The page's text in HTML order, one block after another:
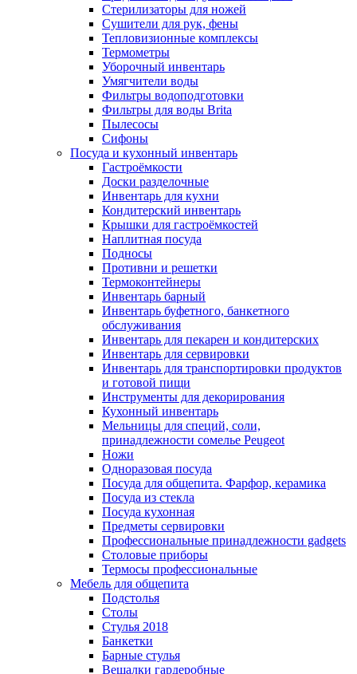
Стерилизаторы для ножей
Сушители для рук, фены
Тепловизионные комплексы
Термометры
Уборочный инвентарь
Умягчители воды
Фильтры водоподготовки
Фильтры для воды Brita
Пылесосы
Сифоны
Посуда и кухонный инвентарь
Гастроёмкости
Доски разделочные
Инвентарь для кухни
Кондитерский инвентарь
Крышки для гастроёмкостей
Наплитная посуда
Подносы
Противни и решетки
Термоконтейнеры
Инвентарь барный
Инвентарь буфетного, банкетного
обслуживания
Инвентарь для пекарен и кондитерских
Инвентарь для сервировки
Инвентарь для транспортировки продуктов
и готовой пищи
Инструменты для декорирования
Кухонный инвентарь
Мельницы для специй, соли,
принадлежности сомелье Peugeot
Ножи
Одноразовая посуда
Посуда для общепита. Фарфор, керамика
Посуда из стекла
Посуда кухонная
Предметы сервировки
Профессиональные принадлежности gadgets
Столовые приборы
Термосы профессиональные
Мебель для общепита
Подстолья
Столы
Стулья 2018
Банкетки
Барные стулья
Вешалки гардеробные